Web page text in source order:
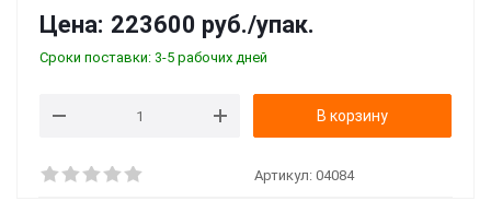
Цена: 223600 руб./упак.
Сроки поставки: 3-5 рабочих дней
В корзину
Артикул: 04084